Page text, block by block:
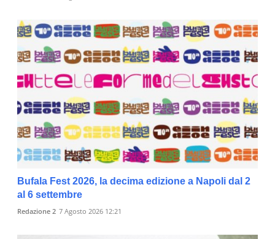
Bufala Fest 2026, la decima edizione a Napoli dal 2
al 6 settembre
Redazione 2 7 Agosto 2026 12:21